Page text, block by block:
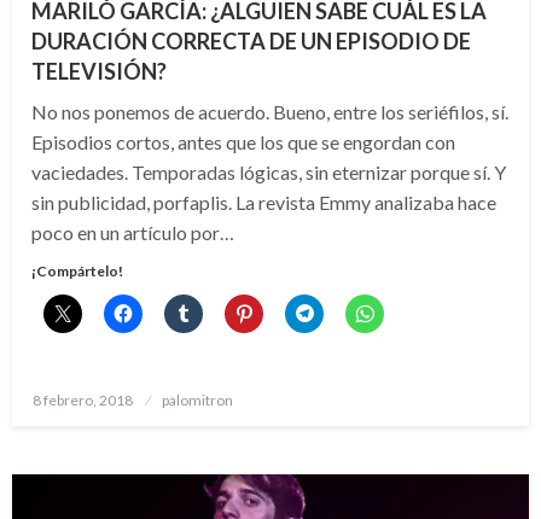
MARILÓ GARCÍA: ¿ALGUIEN SABE CUÁL ES LA
DURACIÓN CORRECTA DE UN EPISODIO DE
TELEVISIÓN?
No nos ponemos de acuerdo. Bueno, entre los seriéfilos, sí.
Episodios cortos, antes que los que se engordan con
vaciedades. Temporadas lógicas, sin eternizar porque sí. Y
sin publicidad, porfaplis. La revista Emmy analizaba hace
poco en un artículo por…
¡Compártelo!
Publicado
8 febrero, 2018 palomitron